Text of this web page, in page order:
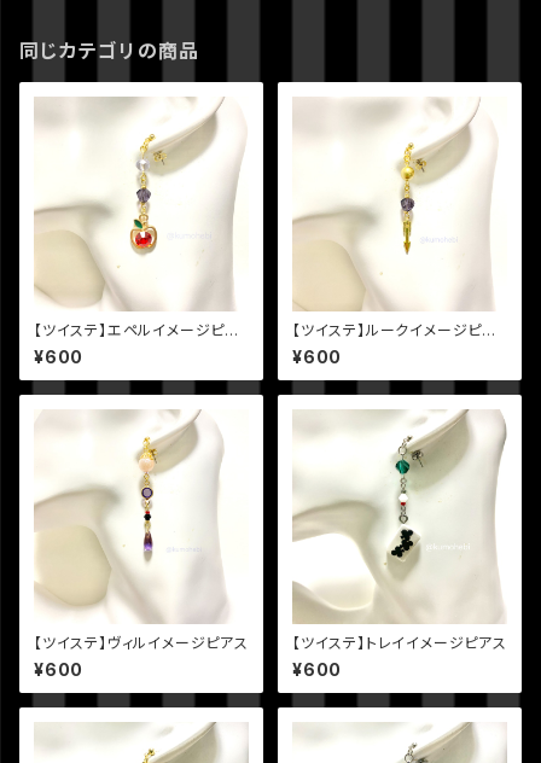
同じカテゴリの商品
【ツイステ】エペルイメージピア
ス
¥600
【ツイステ】ルークイメージピア
ス
¥600
【ツイステ】ヴィルイメージピアス
¥600
【ツイステ】トレイイメージピアス
¥600